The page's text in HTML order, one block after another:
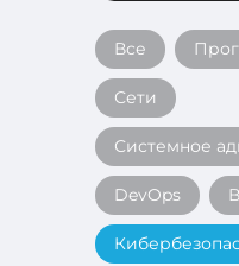
Все
Сети
Системное
DevOps